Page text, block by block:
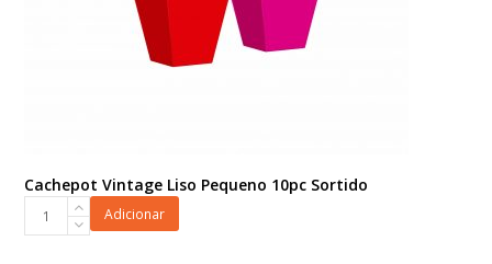
Cachepot Vintage Liso Pequeno 10pc Sortido
Cachepot
Adicionar